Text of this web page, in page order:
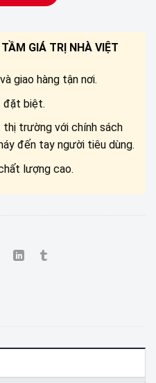
GIÁ TRỊ NHÀ VIỆT
giao hàng tận nơi.
đặt biệt.
trường với chính sách
đến tay người tiêu dùng.
lượng cao.